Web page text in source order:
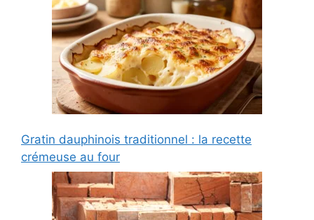
Gratin dauphinois traditionnel : la recette
crémeuse au four